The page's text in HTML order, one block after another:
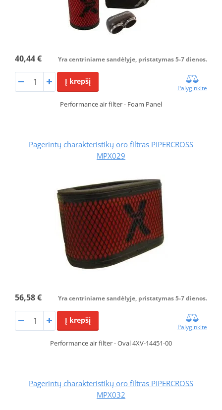
40,44 € Yra centriniame sandėlyje, pristatymas 5-7 dienos.
Į krepšį
Palyginkite
Performance air filter - Foam Panel
Pagerintų charakteristikų oro filtras PIPERCROSS
MPX029
56,58 € Yra centriniame sandėlyje, pristatymas 5-7 dienos.
Į krepšį
Palyginkite
Performance air filter - Oval 4XV-14451-00
Pagerintų charakteristikų oro filtras PIPERCROSS
MPX032